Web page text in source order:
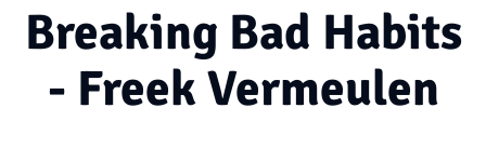
Breaking Bad Habits
- Freek Vermeulen